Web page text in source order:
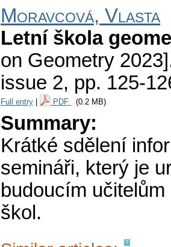
Moravcová, Vlasta
Letní škola
on Geometry
issue 2, pp. 125-
Full entry PDF (0.2 MB)
Summary:
Krátké sdělení
semináři, který je
budoucím
škol.